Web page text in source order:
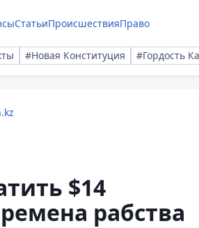
СтатьиПроисшествияПраво
#Новая Конституция #Гордость
$14
рабства